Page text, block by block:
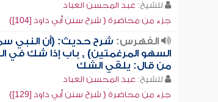
للشيخ: عبد المحسن العباد
جزء من محاضرة ( شرح سنن أبي داود [104])
الفهرس: شرح حديث: (أن النبي
السهو المرغمتين) , باب إذا شك في
من قال: يلقي الشك
للشيخ: عبد المحسن العباد
جزء من محاضرة ( شرح سنن أبي داود [129])